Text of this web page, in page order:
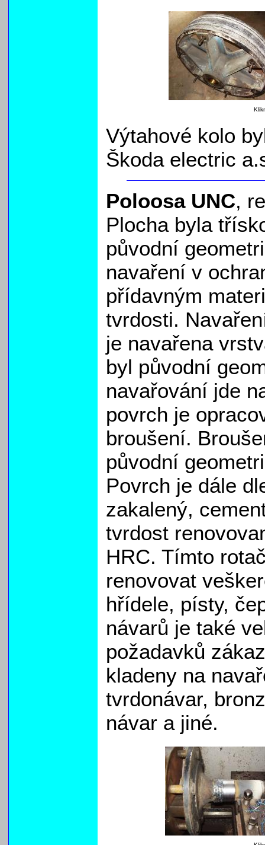
Výtahové kolo
Škoda electric
Poloosa UNC,
Plocha byla
původní
navaření v
přídavným
tvrdosti.
je navařena
byl původní
navařování jde
povrch je
broušení.
původní
Povrch je dále
zakalený,
tvrdost
HRC. Tímto
renovovat
hřídele, písty,
návarů je také
požadavků
kladeny na
tvrdonávar,
návar a jiné.